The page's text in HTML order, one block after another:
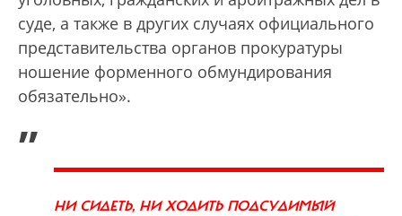
суде, а также в других случаях официального
представительства органов прокуратуры
ношение форменного обмундирования
обязательно».
„
НИ СИДЕТЬ, НИ ХОДИТЬ ПОДСУДИМЫЙ